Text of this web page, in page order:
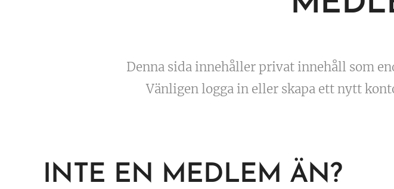
Denna sida innehåller privat innehåll som
Vänligen logga in eller skapa ett nytt
INTE EN MEDLEM ÄN?